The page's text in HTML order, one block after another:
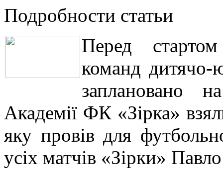
Подробности статьи
Перед
команд дитячо-
заплановано
Академії ФК «Зірка»
яку провів для
усіх матчів «Зірки»